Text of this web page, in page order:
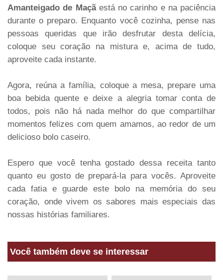
Amanteigado de Maçãestá no carinho e na paciência
durante o preparo. Enquanto você cozinha, pense nas
pessoas queridas que irão desfrutar desta delícia,
coloque seu coração na mistura e, acima de tudo,
aproveite cada instante.
Agora, reúna a família, coloque a mesa, prepare uma
boa bebida quente e deixe a alegria tomar conta de
todos, pois não há nada melhor do que compartilhar
momentos felizes com quem amamos, ao redor de um
delicioso bolo caseiro.
Espero que você tenha gostado dessa receita tanto
quanto eu gosto de prepará-la para vocês. Aproveite
cada fatia e guarde este bolo na memória do seu
coração, onde vivem os sabores mais especiais das
nossas histórias familiares.
Você também deve se interessar